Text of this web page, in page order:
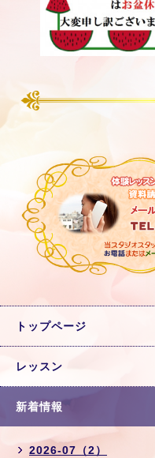
トップページ
レッスン
新着情報
2026-07（2）